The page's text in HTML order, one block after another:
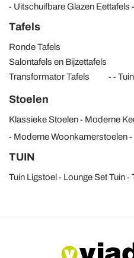
Uitschuifbare Glazen Eettafels
Tafels
Ronde Tafels
Salontafels en Bijzettafels
Transformator Tafels
Stoelen
Klassieke Stoelen
Moderne
Moderne Woonkamerstoelen
TUIN
Tuin Ligstoel Lounge Set Tuin